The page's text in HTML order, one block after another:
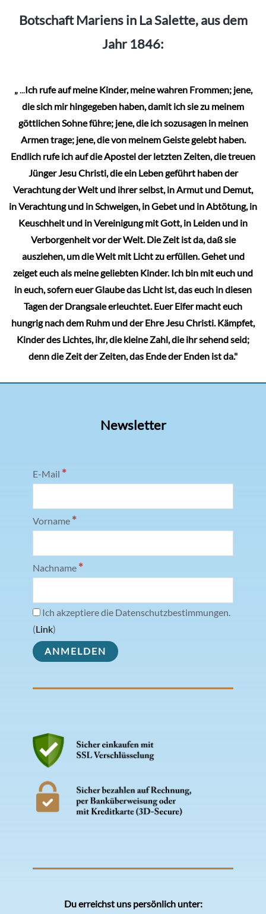
auf.
auf
der
Produktseite
gewählt
werden
Botschaft Mariens in La Salette, aus dem
Jahr 1846:
„...Ich rufe auf meine Kinder, meine wahren Frommen; jene,
die sich mir hingegeben haben, damit ich sie zu meinem
göttlichen Sohne führe; jene, die ich sozusagen in meinen
Armen trage; jene, die von meinem Geiste gelebt haben.
Endlich rufe ich auf die Apostel der letzten Zeiten, die treuen
Jünger Jesu Christi, die ein Leben geführt haben der
Verachtung der Welt und ihrer selbst, in Armut und Demut,
in Verachtung und in Schweigen, in Gebet und in Abtötung, in
Keuschheit und in Vereinigung mit Gott, in Leiden und in
Verborgenheit vor der Welt. Die Zeit ist da, daß sie
ausziehen, um die Welt mit Licht zu erfüllen. Gehet und
zeiget euch als meine geliebten Kinder. Ich bin mit euch und
in euch, sofern euer Glaube das Licht ist, das euch in diesen
Tagen der Drangsale erleuchtet. Euer Eifer macht euch
hungrig nach dem Ruhm und der Ehre Jesu Christi. Kämpfet,
Kinder des Lichtes, ihr, die kleine Zahl, die ihr sehend seid;
denn die Zeit der Zeiten, das Ende der Enden ist da."
Newsletter
E-Mail *
Vorname *
Nachname *
Ich akzeptiere die Datenschutzbestimmungen.
(Link)
Du erreichst uns persönlich unter: